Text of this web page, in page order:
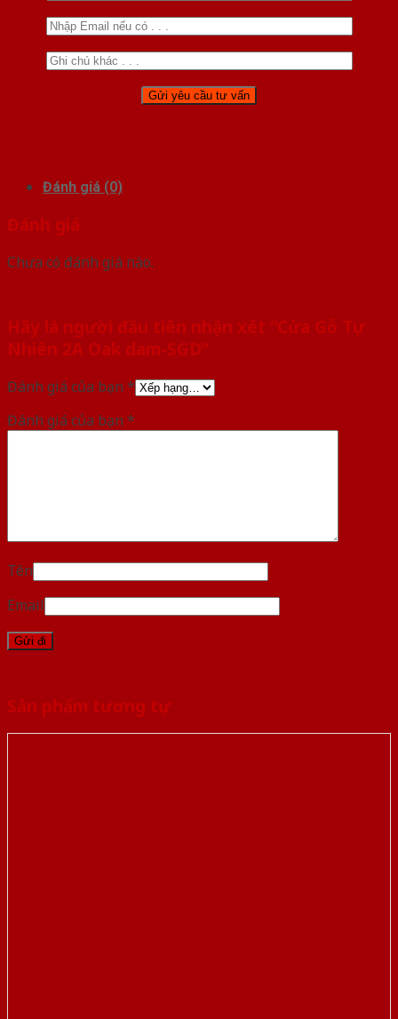
Đánh giá (0)
Đánh giá
Chưa có đánh giá nào.
Hãy là người đầu tiên nhận xét “Cửa Gỗ Tự
Nhiên 2A Oak dam-SGD”
Đánh giá của bạn *
Đánh giá của bạn *
Tên
Email
Sản phẩm tương tự